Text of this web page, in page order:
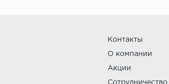
Контакты
О компании
Акции
Сотрудничество